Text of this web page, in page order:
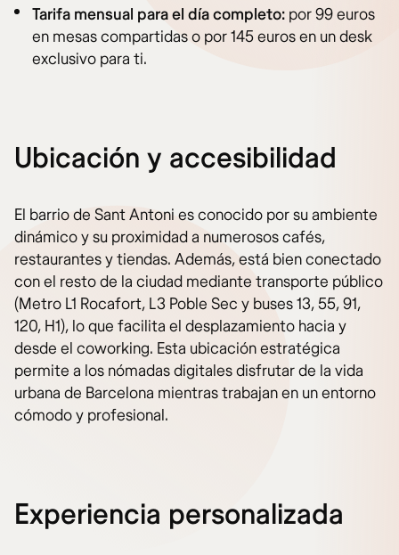
Tarifa mensual para el día completo: por 99 euros
en mesas compartidas o por 145 euros en un desk
exclusivo para ti.
Ubicación y accesibilidad
El barrio de Sant Antoni es conocido por su ambiente
dinámico y su proximidad a numerosos cafés,
restaurantes y tiendas. Además, está bien conectado
con el resto de la ciudad mediante transporte público
(Metro L1 Rocafort, L3 Poble Sec y buses 13, 55, 91,
120, H1), lo que facilita el desplazamiento hacia y
desde el coworking. Esta ubicación estratégica
permite a los nómadas digitales disfrutar de la vida
urbana de Barcelona mientras trabajan en un entorno
cómodo y profesional.
Experiencia personalizada